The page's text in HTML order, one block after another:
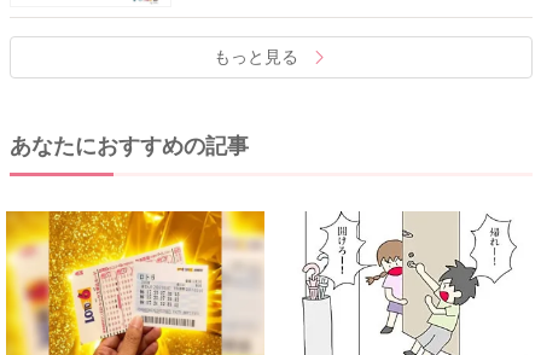
もっと見る
あなたにおすすめの記事